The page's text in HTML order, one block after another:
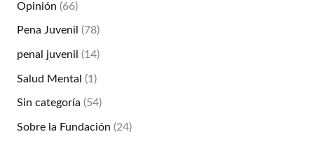
Opinión (66)
Pena Juvenil (78)
penal juvenil (14)
Salud Mental (1)
Sin categoría (54)
Sobre la Fundación (24)